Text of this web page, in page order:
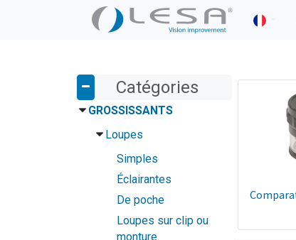
Catégories
GROSSISSANTS
Loupes
Simples
Éclairantes
De poche
Loupes sur clip ou
monture